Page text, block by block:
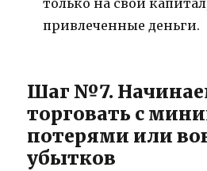
только на свой
привлеченные деньги.
Шаг №7.
торговать с
потерями или
убытков